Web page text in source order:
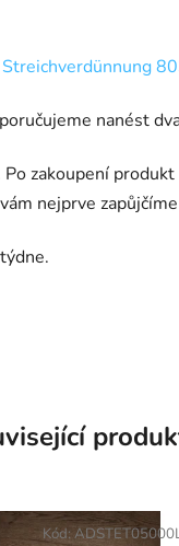
nanést
zakoupení
nejprve
Kód: